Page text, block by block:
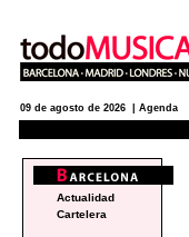
09 de agosto de 2026 | Agenda
Actualidad
Cartelera